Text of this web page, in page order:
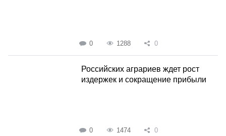
0 1288 0
Российских аграриев ждет рост
издержек и сокращение прибыли
0 1474 0